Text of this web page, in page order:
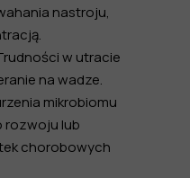
nastroju,
w utracie
na wadze.
mikrobiomu
rozwoju lub
chorobowych